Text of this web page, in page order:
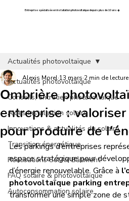
Entreprise spécialisée en installation photovoltaïque depuis plus de 10 ans ☀️
Actualités photovoltaïque
Conseils, entretien photovoltaïque
Aides installation solaire
Innovations & actualités du solaire
Transition énergétique
Réalisations Sol’Air Bâtiment
FAQ solaire & photovoltaïque
Autoconsommation solaire
Actualités photovoltaïque
Ombrière
entreprise :
pour produire de
Alexis Morel 13 mars 2 min de lecture
Les parkings d’entreprises
espace stratégique pour
d’énergie renouvelable. Grâce à
photovoltaïque parking
transformer une simple zone de